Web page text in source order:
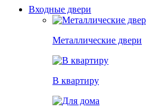
Входные двери
Металлические двери
В квартиру